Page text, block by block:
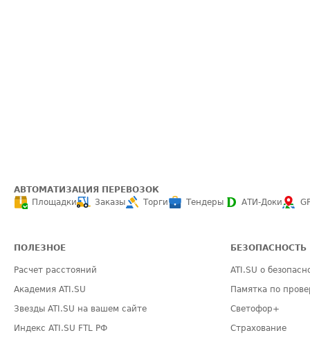
АВТОМАТИЗАЦИЯ ПЕРЕВОЗОК
Площадки
Заказы Торги Тендеры АТИ-Доки
ПОЛЕЗНОЕ
Расчет расстояний
Академия ATI.SU
Звезды ATI.SU на вашем сайте
Индекс ATI.SU FTL РФ
БЕЗОПАСНОСТЬ
ATI.SU о
Памятка по
Светофор+
Страхование